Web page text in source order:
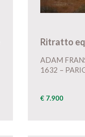
Ritratto
ADAM
1632 –
€ 7.900